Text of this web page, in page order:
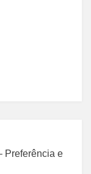
Preferência e